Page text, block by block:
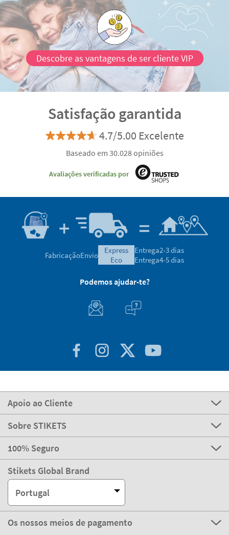
Descobre as vantagens de ser cliente VIP
Satisfação garantida
4.7/5.00 Excelente
Baseado em 30.028 opiniões
Avaliações verificadas por
FabricaçãoEnvio
express
eco
Entrega2-3 dias
Entrega4-5 dias
Podemos ajudar-te?
Apoio ao Cliente
Sobre STIKETS
100% Seguro
Stikets Global Brand
Portugal
Os nossos meios de pagamento